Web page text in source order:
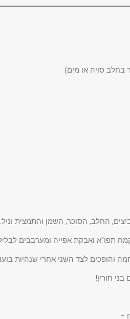
בחלב סויה או מים)
החלב, הסוכר, השמן והתמצית וניל.
בני חורין!
–